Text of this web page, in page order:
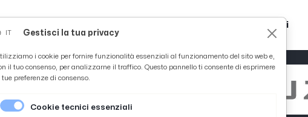
Coppa Teodori
Gestisci la tua privacy
i cookie per fornire funzionalità essenziali al funzionamento del sito web e,
il tuo consenso, per analizzarne il traffico. Questo pannello ti consente di esprimere
tue preferenze di consenso.
Cookie tecnici essenziali